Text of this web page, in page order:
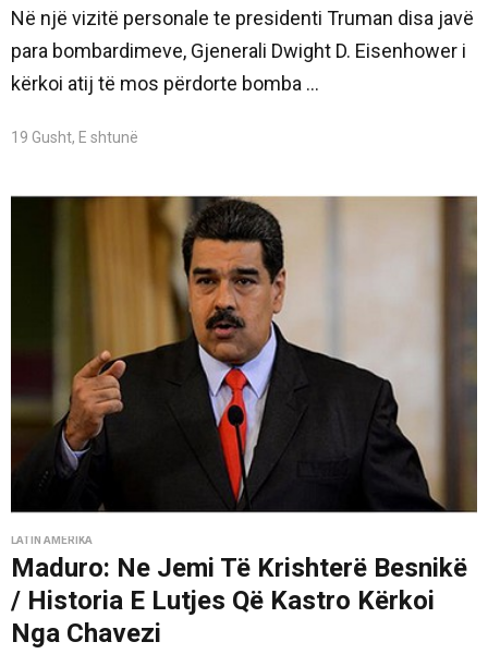
Në një vizitë personale te presidenti Truman disa javë
para bombardimeve, Gjenerali Dwight D. Eisenhower i
kërkoi atij të mos përdorte bomba ...
19 Gusht, E shtunë
LATIN AMERIKA
Maduro: Ne Jemi Të Krishterë Besnikë
/ Historia E Lutjes Që Kastro Kërkoi
Nga Chavezi